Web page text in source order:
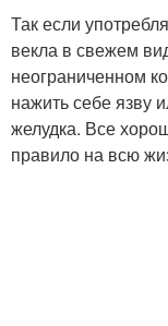
Так если
векла в свежем
неограниченном
нажить себе язву
желудка. Все
правило на всю